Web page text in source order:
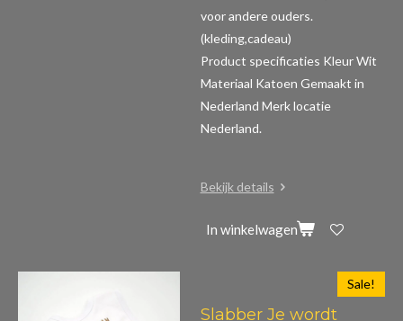
voor andere ouders.
(kleding,cadeau)
Product specificaties Kleur Wit
Materiaal Katoen Gemaakt in
Nederland Merk locatie
Nederland.
Bekijk details
In winkelwagen
Sale!
Slabber Je wordt